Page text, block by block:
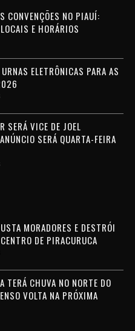
CONVENÇÕES NO PIAUÍ:
E HORÁRIOS
ELETRÔNICAS PARA AS
SERÁ VICE DE JOEL
SERÁ QUARTA-FEIRA
MORADORES E DESTRÓI
DE PIRACURUCA
TERÁ CHUVA NO NORTE DO
VOLTA NA PRÓXIMA